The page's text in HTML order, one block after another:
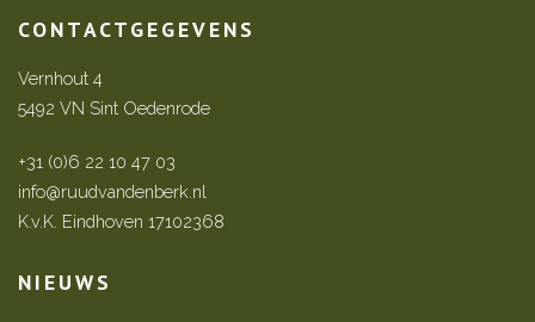
CONTACTGEGEVENS
Vernhout 4
5492 VN Sint Oedenrode
+31 (0)6 22 10 47 03
info@ruudvandenberk.nl
K.v.K. Eindhoven 17102368
NIEUWS